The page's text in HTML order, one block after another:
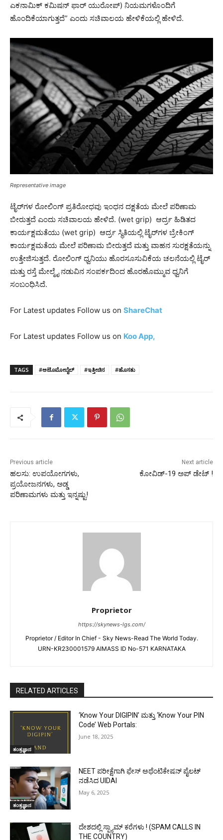
ಎಕನಾಮಿಕ್ ಕಮಿಷನ್ ಫಾರ್ ಯುರೋಪ್) ನಿಯಮಗಳೊಂದಿಗೆ
ಹೊಂದಿಕೆಯಾಗುತ್ತದೆ” ಎಂದು ಸಚಿವಾಲಯ ಹೇಳಿಕೆಯಲ್ಲಿ ಹೇಳಿದೆ.
Representative image
ಟೈರ್‌ಗಳ ರೋಲಿಂಗ್ ಪ್ರತಿರೋಧವು ಇಂಧನ ದಕ್ಷತೆಯ ಮೇಲೆ ಪರಿಣಾಮ
ಬೀರುತ್ತದೆ ಎಂದು ಸಚಿವಾಲಯ ಹೇಳಿದೆ. (wet grip) ಆರ್ದ್ರ ಹಿಡಿತದ
ಕಾರ್ಯಕ್ಷಮತೆಯು (wet grip) ಆರ್ದ್ರ ಸ್ಥಿತಿಯಲ್ಲಿ ಟೈರ್‌ಗಳ ಬ್ರೇಕಿಂಗ್
ಕಾರ್ಯಕ್ಷಮತೆಯ ಮೇಲೆ ಪರಿಣಾಮ ಬೀರುತ್ತದೆ ಮತ್ತು ವಾಹನ ಸುರಕ್ಷತೆಯನ್ನು
ಉತ್ತೇಜಿಸುತ್ತದೆ. ರೋಲಿಂಗ್ ಧ್ವನಿಯು ಹೊರಸೂಸುವಿಕೆಯ ಚಲನೆಯಲ್ಲಿ ಟೈರ್
ಮತ್ತು ರಸ್ತೆ ಮೇಲ್ಮೈ ನಡುವಿನ ಸಂಪರ್ಕದಿಂದ ಹೊರಹೊಮ್ಮುವ ಧ್ವನಿಗೆ
ಸಂಬಂಧಿಸಿದೆ.
For Latest updates Follow us on ShareChat
For Latest updates Follow us on Koo App,
TAGS #ಆಟೊಮೋಬೈಲ್‌ #ಇತ್ತೀಚಿನ #ಹೊಸತು
Previous article
ಹಲಸು: ಉಪಯೋಗಗಳು,
ಪ್ರಯೋಜನಗಳು, ಅಡ್ಡ
ಪರಿಣಾಮಗಳು ಮತ್ತು ಇನ್ನಷ್ಟು!
Next article
ಕೋವಿಡ್-19 ಅಪ್ ಡೇಟ್ !
Proprietor
https://skynews-lgs.com/
Proprietor / Editor In Chief - Sky News-Read The World Today.
URN-KR230001579 AIMASS ID No-571 KARNATAKA
RELATED ARTICLES
ತಂತ್ರಜ್ಞಾನ
‘Know Your DIGIPIN’ ಮತ್ತು ‘Know Your PIN
Code’ Web Portals:
June 18, 2025
ತಂತ್ರಜ್ಞಾನ
NEET ಪರೀಕ್ಷೆಗಾಗಿ ಫೇಸ್ ಅಥೆಂಟಿಕೇಷನ್ ಪೈಲಟ್
ನಡೆಸಿದ UIDAI
May 6, 2025
ದೇಶದಲ್ಲಿ ಸ್ಪ್ಯಾಮ್ ಕರೆಗಳು ! (SPAM CALLS IN
THE COUNTRY)